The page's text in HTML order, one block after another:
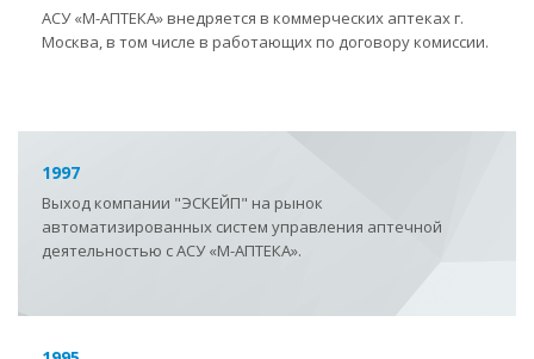
АСУ «М-АПТЕКА» внедряется в коммерческих аптеках г.
Москва, в том числе в работающих по договору комиссии.
1997
Выход компании "ЭСКЕЙП" на рынок
автоматизированных систем управления аптечной
деятельностью с АСУ «М-АПТЕКА».